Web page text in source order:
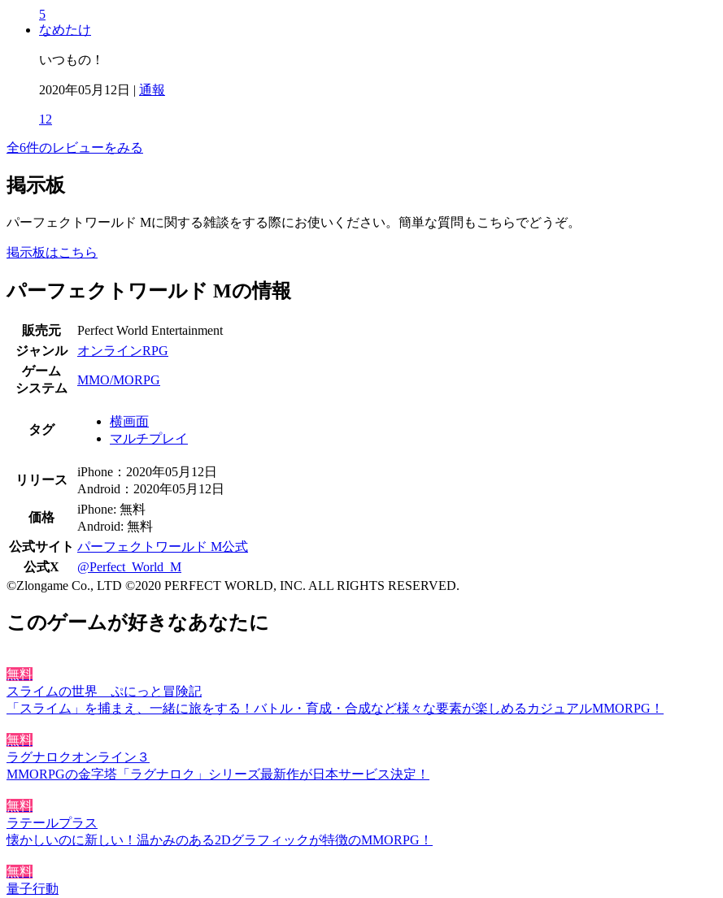
5
なめたけ
いつもの！
2020年05月12日 | 通報
12
全6件のレビューをみる
掲示板
パーフェクトワールド Mに関する雑談をする際にお使いください。簡単な質問もこちらでどうぞ。
掲示板はこちら
パーフェクトワールド Mの情報
販売元
Perfect World Entertainment
ジャンル
オンラインRPG
ゲーム
システム
MMO/MORPG
タグ
横画面
マルチプレイ
リリース
iPhone：2020年05月12日
Android：2020年05月12日
価格
iPhone: 無料
Android: 無料
公式サイト パーフェクトワールド M公式
公式X
@Perfect_World_M
©Zlongame Co., LTD ©2020 PERFECT WORLD, INC. ALL RIGHTS RESERVED.
このゲームが好きなあなたに
無料
スライムの世界 ぷにっと冒険記
「スライム」を捕まえ、一緒に旅をする！バトル・育成・合成など様々な要素が楽しめるカジュアルMMORPG！
無料
ラグナロクオンライン３
MMORPGの金字塔「ラグナロク」シリーズ最新作が日本サービス決定！
無料
ラテールプラス
懐かしいのに新しい！温かみのある2Dグラフィックが特徴のMMORPG！
無料
量子行動